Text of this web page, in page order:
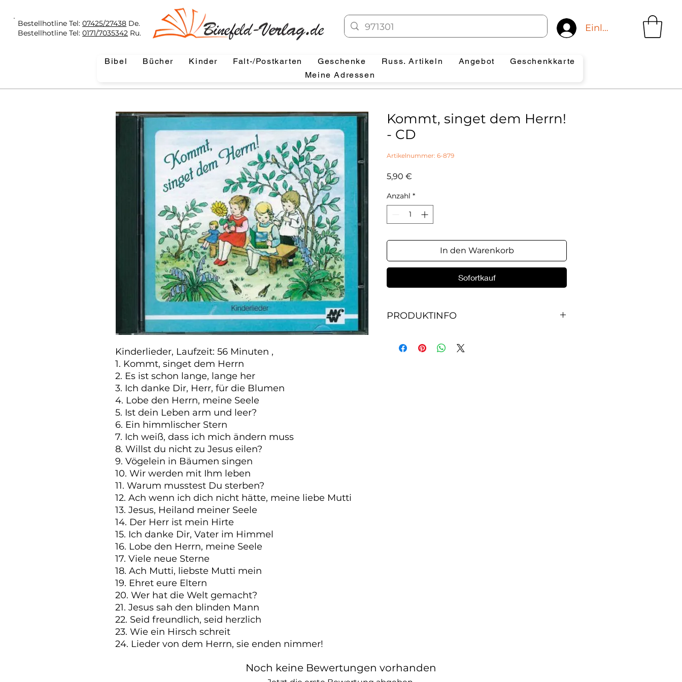
Bestellhotline Tel:07425/27438 De.
Bestellhotline Tel:0171/7035342 Ru. Einloggen
Bibel Bücher Kinder Falt-/Postkarten Geschenke Russ. Artikeln Angebot
Geschenkkarte
Meine Adressen
Kinderlieder, Laufzeit: 56 Minuten ,
1. Kommt, singet dem Herrn
2. Es ist schon lange, lange her
3. Ich danke Dir, Herr, für die Blumen
4. Lobe den Herrn, meine Seele
5. Ist dein Leben arm und leer?
6. Ein himmlischer Stern
7. Ich weiß, dass ich mich ändern muss
8. Willst du nicht zu Jesus eilen?
9. Vögelein in Bäumen singen
10. Wir werden mit Ihm leben
11. Warum musstest Du sterben?
12. Ach wenn ich dich nicht hätte, meine liebe Mutti
13. Jesus, Heiland meiner Seele
14. Der Herr ist mein Hirte
15. Ich danke Dir, Vater im Himmel
16. Lobe den Herrn, meine Seele
17. Viele neue Sterne
18. Ach Mutti, liebste Mutti mein
19. Ehret eure Eltern
20. Wer hat die Welt gemacht?
21. Jesus sah den blinden Mann
22. Seid freundlich, seid herzlich
23. Wie ein Hirsch schreit
24. Lieder von dem Herrn, sie enden nimmer!
Kommt, singet dem Herrn!
- CD
Artikelnummer: 6-879
5,90 €
Anzahl *
In den Warenkorb
Sofortkauf
PRODUKTINFO
singet dem Herrn 2. Es ist schon lange, lange her
Noch keine Bewertungen vorhanden